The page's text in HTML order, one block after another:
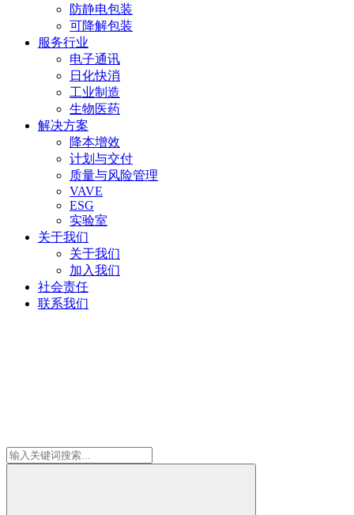
防静电包装
可降解包装
服务行业
电子通讯
日化快消
工业制造
生物医药
解决方案
降本增效
计划与交付
质量与风险管理
VAVE
ESG
实验室
关于我们
关于我们
加入我们
社会责任
联系我们